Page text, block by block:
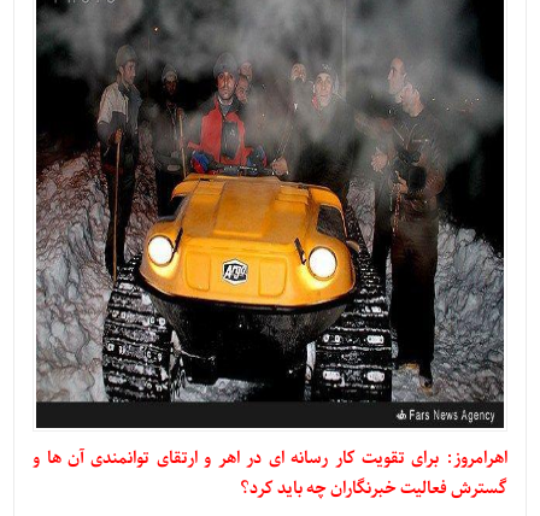
اهرامروز: برای تقویت کار رسانه ای در اهر و ارتقای توانمندی آن ها و
گسترش فعالیت خبرنگاران چه باید کرد؟